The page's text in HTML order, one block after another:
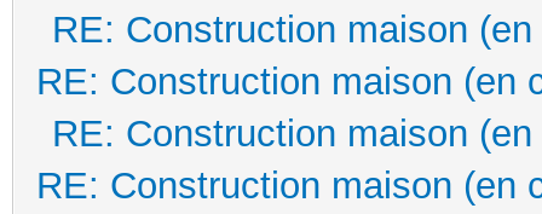
RE: Construction maison
RE: Construction maison (en
RE: Construction maison
RE: Construction maison (en